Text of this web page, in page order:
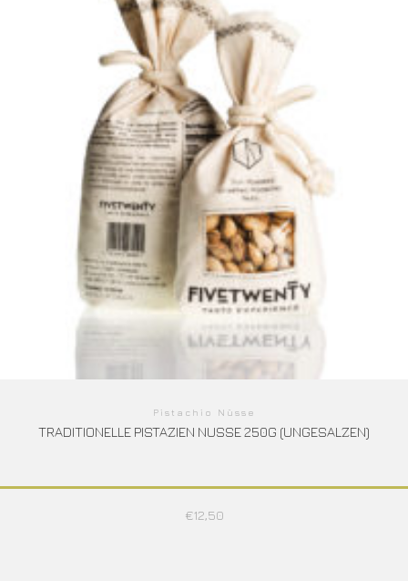
Pistachio Nüsse
TRADITIONELLE PISTAZIEN NUSSE 250G (UNGESALZEN)
€12,50